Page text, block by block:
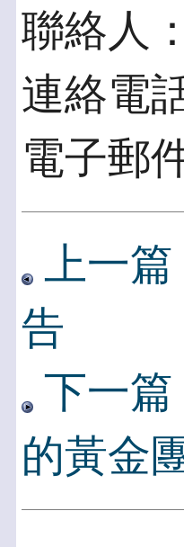
聯絡人
連絡電
電子郵
上一
告
下一
的黃金